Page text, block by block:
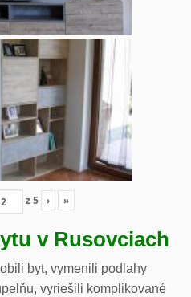
z5 › »
v Rusovciach
byt, vymenili podlahy
vyriešili komplikované